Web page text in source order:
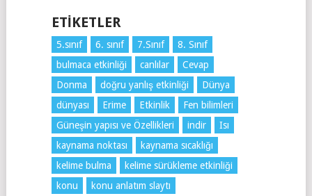
ETIKETLER
5.sınıf 6. sınıf 7.Sınıf
8. Sınıf
bulmaca etkinliği
canlılar
Cevap
Donma
doğru yanlış etkinliği
Dünya
dünyası
Erime Etkinlik
Fen bilimleri
Güneşin yapısı ve Özellikleri
indir
Isı
kaynama noktası
kaynama sıcaklığı
kelime bulma
kelime sürükleme etkinliği
konu
konu anlatım slaytı